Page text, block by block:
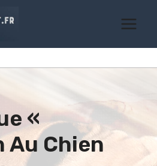
«
Chien